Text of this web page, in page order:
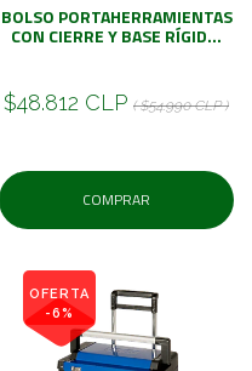
BOLSO PORTAHERRAMIENTAS
CON CIERRE Y BASE RÍGID...
$48.812 CLP ( $54.990 CLP )
COMPRAR
OFERTA
-6%